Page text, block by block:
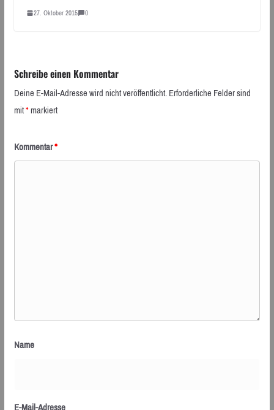
27. Oktober 2015 0
Schreibe einen Kommentar
Deine E-Mail-Adresse wird nicht veröffentlicht.Erforderliche Felder sind
mit*markiert
Kommentar*
Name